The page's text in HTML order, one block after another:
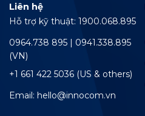
Liên hệ
Hỗ trợ kỹ thuật: 1900.068.895
0964.738 895 | 0941.338.895
(VN)
+1 661 422 5036 (US & others)
Email: hello@innocom.vn